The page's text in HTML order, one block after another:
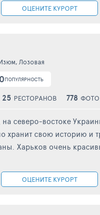
ОЦЕНИТЕ КУРОРТ
, Лозовая
ПОПУЛЯРНОСТЬ
25 РЕСТОРАНОВ 778 ФОТО
северо-востоке
хранит свою историю
Харьков очень
ОЦЕНИТЕ КУРОРТ